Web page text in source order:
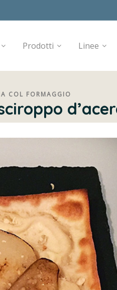
Prodotti Linee
COL FORMAGGIO